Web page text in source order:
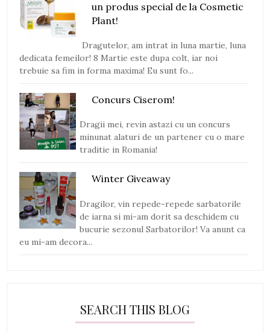
un produs special de la Cosmetic
Plant!
Dragutelor, am intrat in luna martie, luna
dedicata femeilor! 8 Martie este dupa colt, iar noi
trebuie sa fim in forma maxima! Eu sunt fo...
Concurs Ciserom!
Dragii mei, revin astazi cu un concurs
minunat alaturi de un partener cu o mare
traditie in Romania!
Winter Giveaway
Dragilor, vin repede-repede sarbatorile
de iarna si mi-am dorit sa deschidem cu
bucurie sezonul Sarbatorilor! Va anunt ca
eu mi-am decora...
SEARCH THIS BLOG